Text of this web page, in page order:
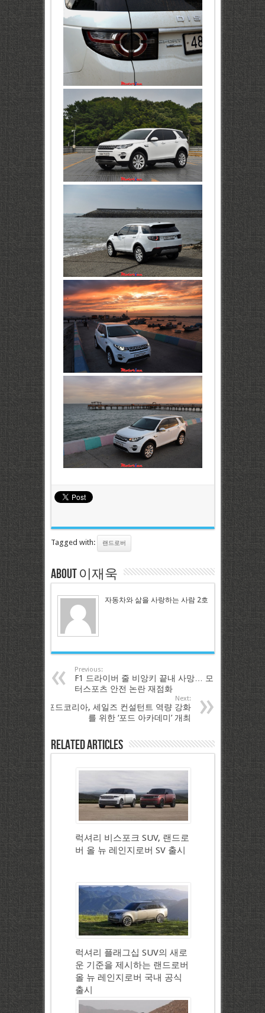
Tagged with: 랜드로버
About 이재욱
자동차와 삶을 사랑하는 사람 2호
Previous:
F1 드라이버 줄 비앙키 끝내 사망… 모
터스포츠 안전 논란 재점화
Next:
포드코리아, 세일즈 컨설턴트 역량 강화
를 위한 ‘포드 아카데미’ 개최
Related Articles
럭셔리 비스포크 SUV, 랜드로
버 올 뉴 레인지로버 SV 출시
럭셔리 플래그십 SUV의 새로
운 기준을 제시하는 랜드로버
올 뉴 레인지로버 국내 공식
출시